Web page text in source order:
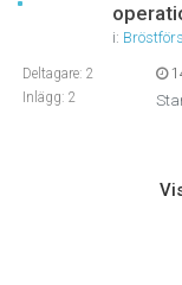
i:
Deltagare: 2
Inlägg: 2